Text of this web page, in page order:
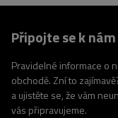
Připojte se k nám
Pravidelné informace o
obchodě. Zní to
a ujistěte se, že vám
vás připravujeme.